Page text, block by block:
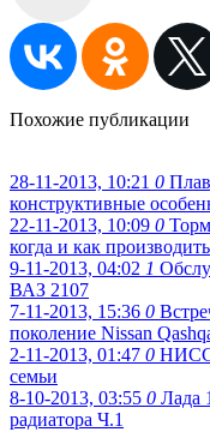
Похожие публикации
28-11-2013, 10:21 0
конструктивные
22-11-2013, 10:09 0
когда и как
9-11-2013, 04:02 1
ВАЗ 2107
7-11-2013, 15:36 0
поколение Nissan
2-11-2013, 01:47 0
семьи
8-10-2013, 03:55 0 Лада
радиатора Ч.1